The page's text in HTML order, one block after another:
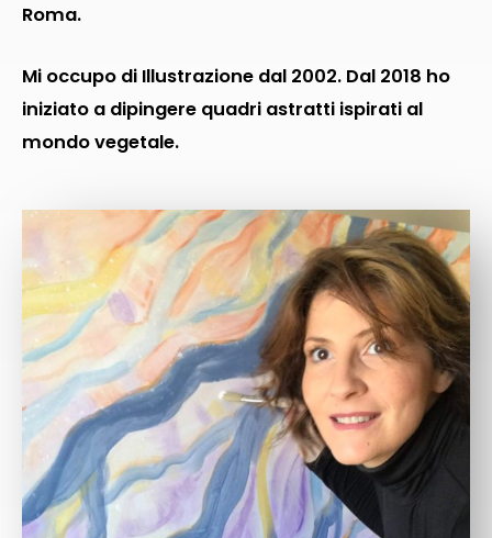
Roma.
Mi occupo di Illustrazione dal 2002. Dal 2018 ho
iniziato a dipingere quadri astratti ispirati al
mondo vegetale.